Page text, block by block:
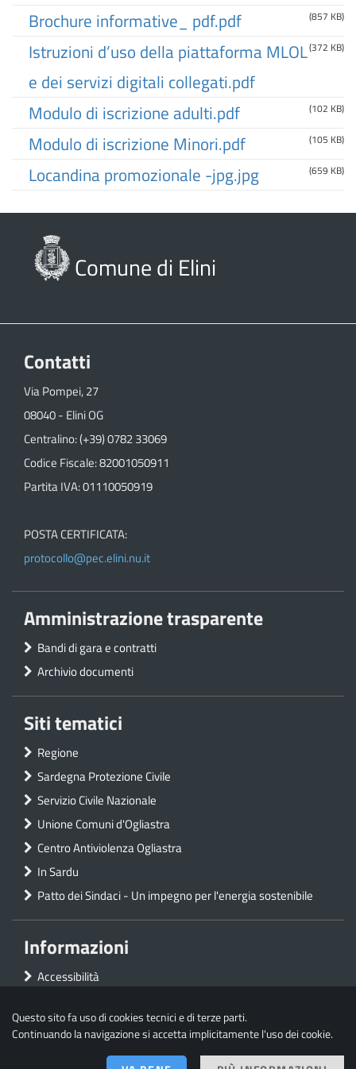
Questo sito fa uso di cookies tecnici e di terze parti.
Continuando la navigazione si accetta implicitamente l'uso dei cookie.
(857 KB)
Brochure informative_ pdf.pdf
(372 KB)
Istruzioni d’uso della piattaforma MLOL
e dei servizi digitali collegati.pdf
(102 KB)
Modulo di iscrizione adulti.pdf
(105 KB)
Modulo di iscrizione Minori.pdf
(659 KB)
Locandina promozionale -jpg.jpg
Comune di Elini
Contatti
Via Pompei, 27
08040 - Elini OG
Centralino: (+39) 0782 33069
Codice Fiscale: 82001050911
Partita IVA: 01110050919
POSTA CERTIFICATA:
protocollo@pec.elini.nu.it
Amministrazione trasparente
Bandi di gara e contratti
Archivio documenti
Siti tematici
Regione
Sardegna Protezione Civile
Servizio Civile Nazionale
Unione Comuni d'Ogliastra
Centro Antiviolenza Ogliastra
In Sardu
Patto dei Sindaci - Un impegno per l'energia sostenibile
Informazioni
Accessibilità
Mappa del sito